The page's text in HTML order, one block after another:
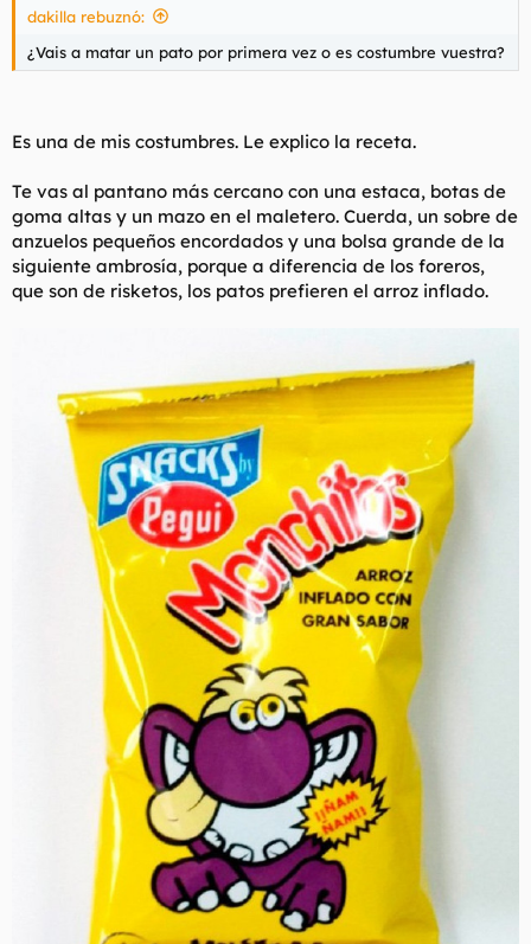
dakilla rebuznó:
¿Vais a matar un pato por primera vez o es costumbre vuestra?
Es una de mis costumbres. Le explico la receta.
Te vas al pantano más cercano con una estaca, botas de
goma altas y un mazo en el maletero. Cuerda, un sobre de
anzuelos pequeños encordados y una bolsa grande de la
siguiente ambrosía, porque a diferencia de los foreros,
que son de risketos, los patos prefieren el arroz inflado.